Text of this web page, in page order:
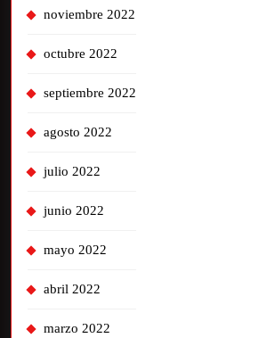
noviembre 2022
octubre 2022
septiembre 2022
agosto 2022
julio 2022
junio 2022
mayo 2022
abril 2022
marzo 2022